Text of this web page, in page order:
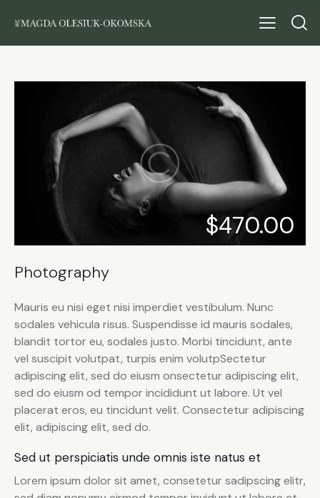
$470.00
Photography
Mauris eu nisi eget nisi imperdiet vestibulum. Nunc
sodales vehicula risus. Suspendisse id mauris sodales,
blandit tortor eu, sodales justo. Morbi tincidunt, ante
vel suscipit volutpat, turpis enim volutpSectetur
adipiscing elit, sed do eiusm onsectetur adipiscing elit,
sed do eiusm od tempor incididunt ut labore. Ut vel
placerat eros, eu tincidunt velit. Consectetur adipiscing
elit, adipiscing elit, sed do.
Sed ut perspiciatis unde omnis iste natus et
Lorem ipsum dolor sit amet, consetetur sadipscing elitr,